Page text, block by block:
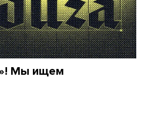
Мы ищем